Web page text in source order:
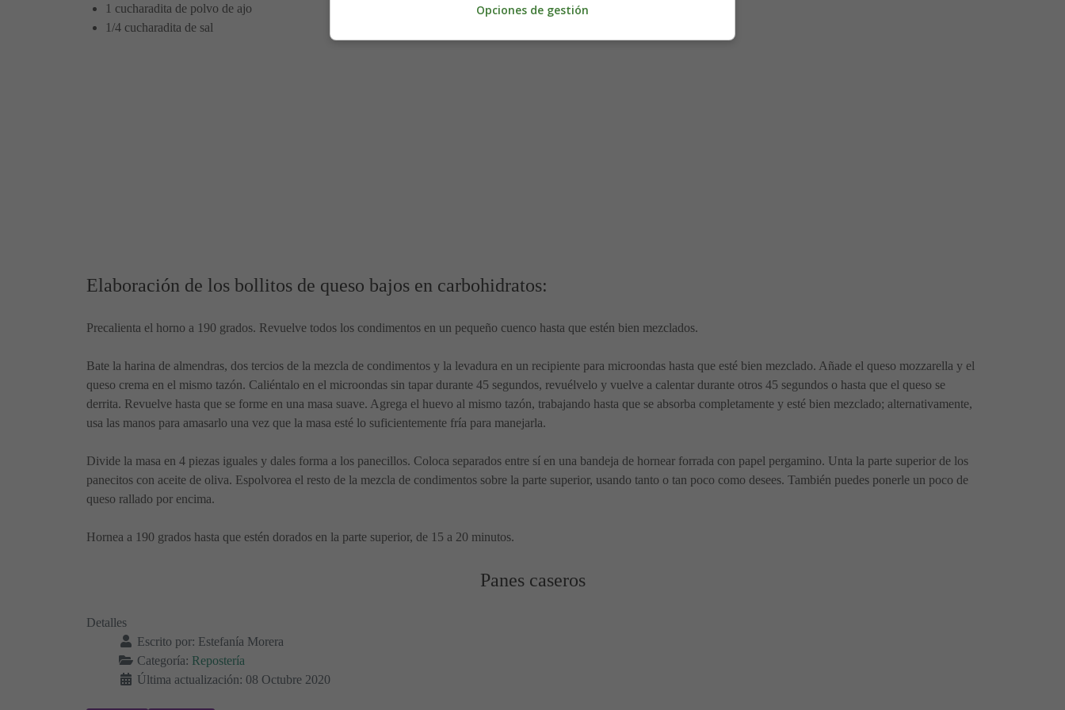
1 cucharadita de polvo de ajo
1/4 cucharadita de sal
Elaboración de los bollitos de queso bajos en carbohidratos:
Precalienta el horno a 190 grados. Revuelve todos los condimentos en un pequeño cuenco hasta que estén bien mezclados.
Bate la harina de almendras, dos tercios de la mezcla de condimentos y la levadura en un recipiente para microondas hasta que esté bien mezclado. Añade el queso mozzarella y el
queso crema en el mismo tazón. Caliéntalo en el microondas sin tapar durante 45 segundos, revuélvelo y vuelve a calentar durante otros 45 segundos o hasta que el queso se
derrita. Revuelve hasta que se forme en una masa suave. Agrega el huevo al mismo tazón, trabajando hasta que se absorba completamente y esté bien mezclado; alternativamente,
usa las manos para amasarlo una vez que la masa esté lo suficientemente fría para manejarla.
Divide la masa en 4 piezas iguales y dales forma a los panecillos. Coloca separados entre sí en una bandeja de hornear forrada con papel pergamino. Unta la parte superior de los
panecitos con aceite de oliva. Espolvorea el resto de la mezcla de condimentos sobre la parte superior, usando tanto o tan poco como desees. También puedes ponerle un poco de
queso rallado por encima.
Hornea a 190 grados hasta que estén dorados en la parte superior, de 15 a 20 minutos.
Panes caseros
Detalles
Escrito por: Estefanía Morera
Categoría: Repostería
Última actualización: 08 Octubre 2020
Opciones de gestión